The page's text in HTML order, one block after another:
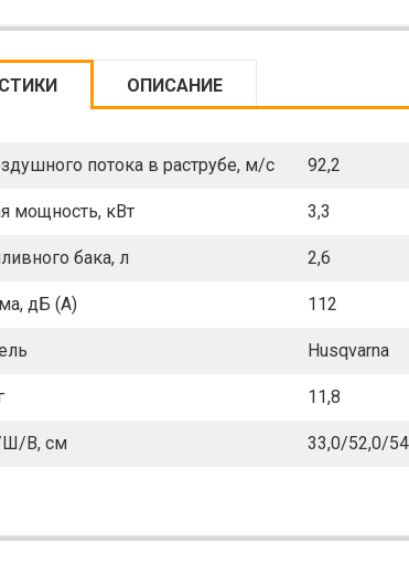
ОПИСАНИЕ
потока в раструбе, м/с 92,2
мощность, кВт 3,3
бака, л 2,6
дБ (А) 112
Husqvarna
11,8
Ш/В, см 33,0/52,0/